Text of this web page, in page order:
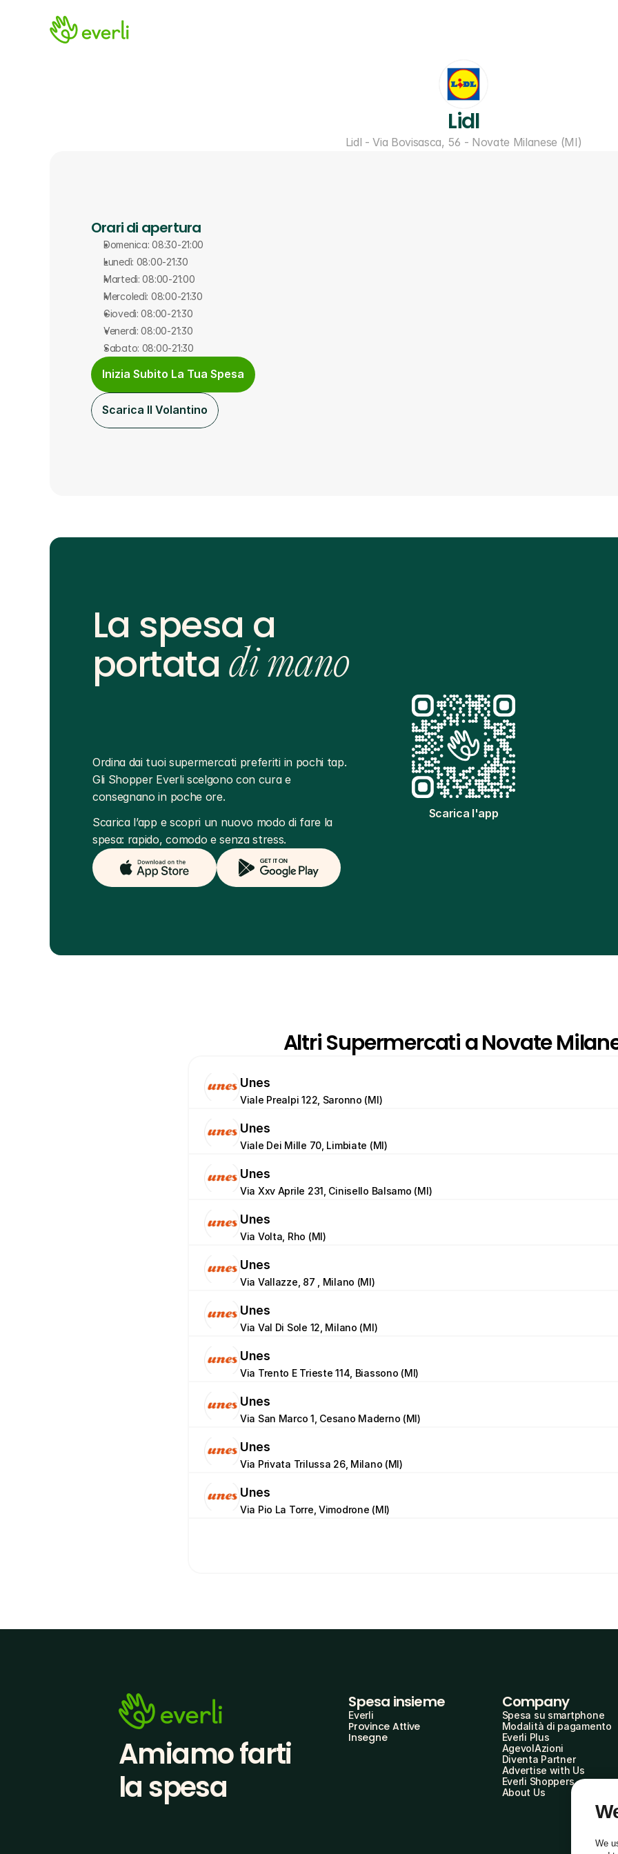
Lidl
Lidl - Via Bovisasca, 56 - Novate Milanese (MI)
Orari di apertura
Domenica: 08:30-21:00
Lunedì: 08:00-21:30
Martedì: 08:00-21:00
Mercoledì: 08:00-21:30
Giovedì: 08:00-21:30
Venerdì: 08:00-21:30
Sabato: 08:00-21:30
Inizia Subito La Tua Spesa
Scarica Il Volantino
Scarica l'app
La spesa a
portata di mano
Ordina dai tuoi supermercati preferiti in pochi tap.
Gli Shopper Everli scelgono con cura e
consegnano in poche ore.
Scarica l’app e scopri un nuovo modo di fare la
spesa: rapido, comodo e senza stress.
Altri Supermercati a Novate
Unes
Viale Prealpi 122, Saronno (MI)
Unes
Viale Dei Mille 70, Limbiate (MI)
Unes
Via Xxv Aprile 231, Cinisello Balsamo (MI)
Unes
Via Volta, Rho (MI)
Unes
Via Vallazze, 87 , Milano (MI)
Unes
Via Val Di Sole 12, Milano (MI)
Unes
Via Trento E Trieste 114, Biassono (MI)
Unes
Via San Marco 1, Cesano Maderno (MI)
Unes
Via Privata Trilussa 26, Milano (MI)
Unes
Via Pio La Torre, Vimodrone (MI)
Amiamo farti
la spesa
Spesa insieme
Everli
Province Attive
Insegne
Company
Spesa su smartphone
Modalità di pagamento
Everli Plus
AgevolAzioni
Diventa Partner
Advertise with Us
Everli Shoppers
About Us
We